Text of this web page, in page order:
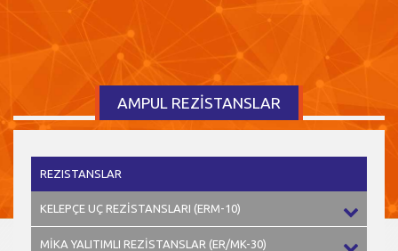
AMPUL REZİSTANSLAR
REZISTANSLAR
KELEPÇE UÇ REZİSTANSLARI (ERM-10)
MİKA YALITIMLI REZİSTANSLAR (ER/MK-30)